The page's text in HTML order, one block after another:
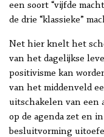
een soort “vijfde
de drie “klassieke”
Net hier knelt het
van het dagelijkse
positivisme kan
van het middenveld
uitschakelen van een
op de agenda zet en
besluitvorming